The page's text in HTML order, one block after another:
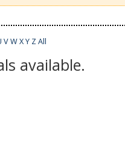
VWXY ZAll
available.